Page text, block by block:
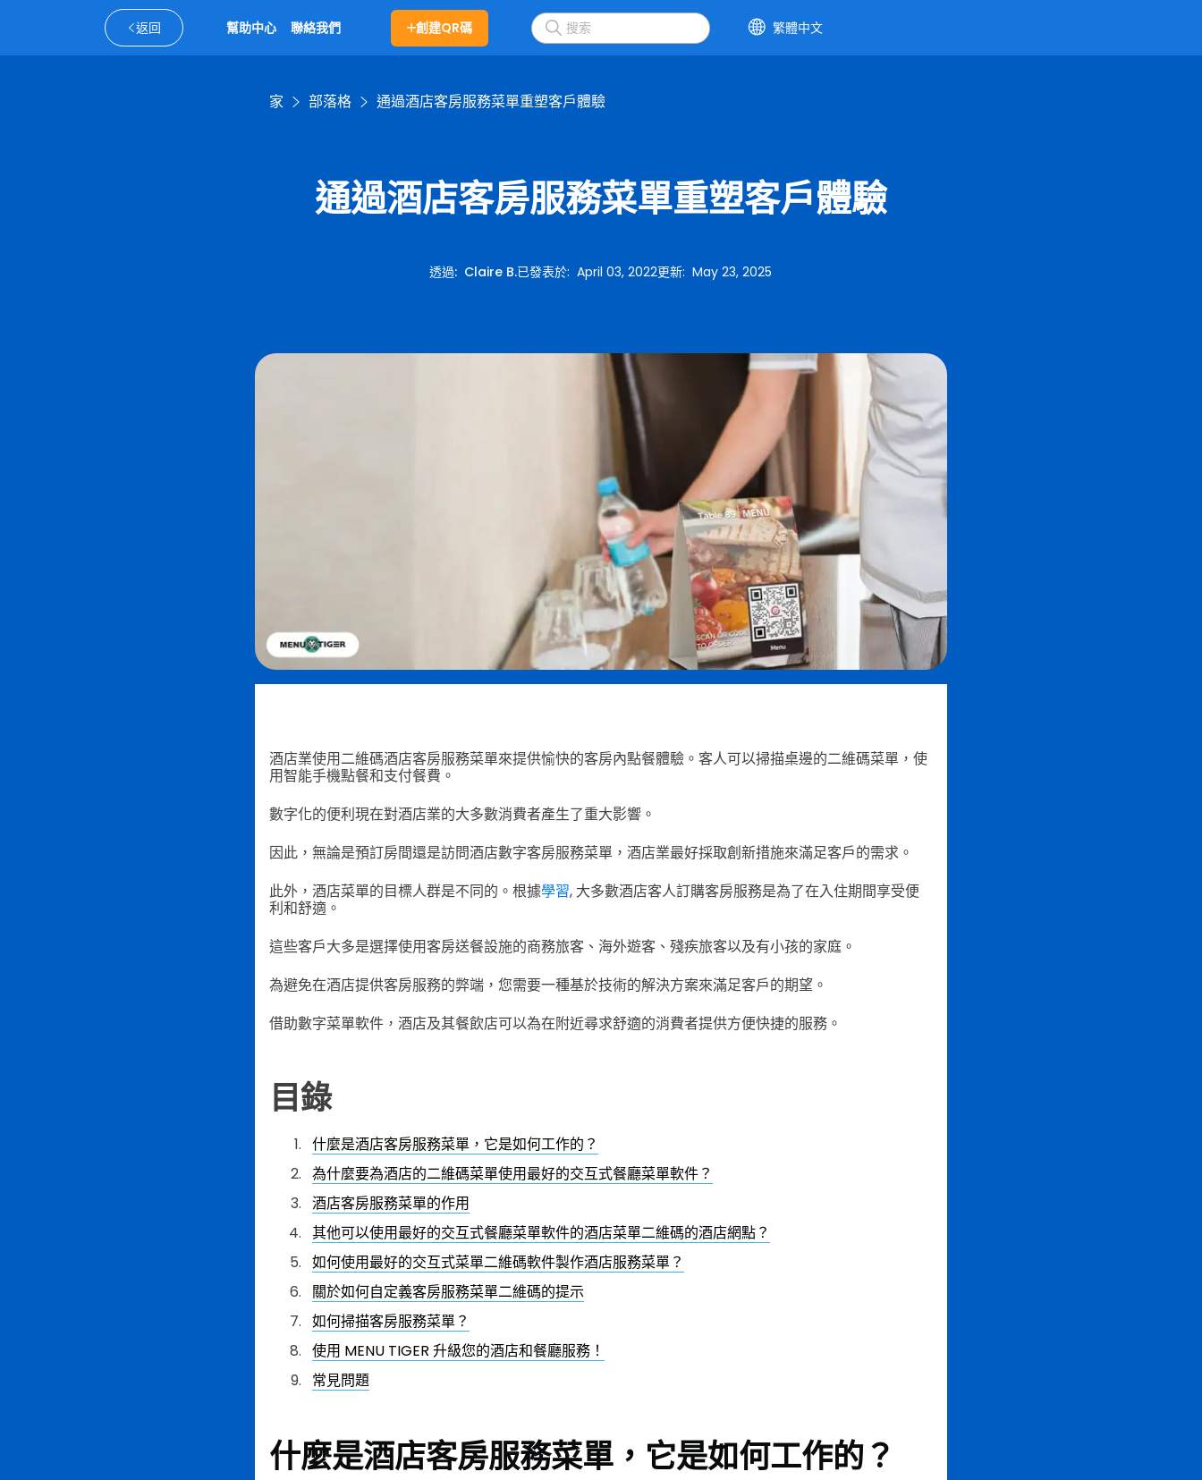
返回 幫助中心 聯絡我們 創建QR碼 繁體中文
家 部落格 通過酒店客房服務菜單重塑客戶體驗
通過酒店客房服務菜單重塑客戶體驗
透過: Claire B.已發表於:April 03, 2022更新:May 23, 2025
酒店業使用二維碼酒店客房服務菜單來提供愉快的客房內點餐體驗。客人可以掃描桌邊的二維碼菜單，使
用智能手機點餐和支付餐費。
數字化的便利現在對酒店業的大多數消費者產生了重大影響。
因此，無論是預訂房間還是訪問酒店數字客房服務菜單，酒店業最好採取創新措施來滿足客戶的需求。
此外，酒店菜單的目標人群是不同的。根據學習, 大多數酒店客人訂購客房服務是為了在入住期間享受便
利和舒適。
這些客戶大多是選擇使用客房送餐設施的商務旅客、海外遊客、殘疾旅客以及有小孩的家庭。
為避免在酒店提供客房服務的弊端，您需要一種基於技術的解決方案來滿足客戶的期望。
借助數字菜單軟件，酒店及其餐飲店可以為在附近尋求舒適的消費者提供方便快捷的服務。
目錄
什麼是酒店客房服務菜單，它是如何工作的？
為什麼要為酒店的二維碼菜單使用最好的交互式餐廳菜單軟件？
酒店客房服務菜單的作用
其他可以使用最好的交互式餐廳菜單軟件的酒店菜單二維碼的酒店網點？
如何使用最好的交互式菜單二維碼軟件製作酒店服務菜單？
關於如何自定義客房服務菜單二維碼的提示
如何掃描客房服務菜單？
使用 MENU TIGER 升級您的酒店和餐廳服務！
常見問題
什麼是酒店客房服務菜單，它是如何工作的？